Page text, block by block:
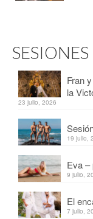
Fran
la
23 julio, 2026
19 julio,
Eva –
9 julio,
El
7 julio,